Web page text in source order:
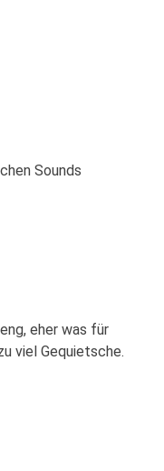
Sounds
eher was für
viel Gequietsche.